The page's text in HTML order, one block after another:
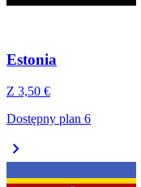
Estonia
Z 3,50 €
Dostępny plan 6
chevron_right